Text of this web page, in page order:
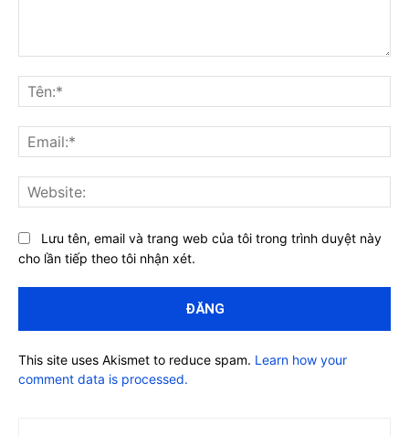
luận:
Lưu tên, email và trang web của tôi trong trình duyệt này
cho lần tiếp theo tôi nhận xét.
This site uses Akismet to reduce spam. Learn how your
comment data is processed.